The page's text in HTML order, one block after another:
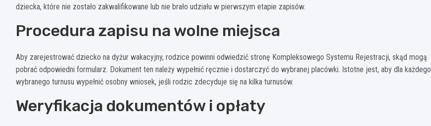
dziecka, które nie zostało zakwalifikowane lub nie brało udziału w pierwszym etapie zapisów.
Procedura zapisu na wolne miejsca
Aby zarejestrować dziecko na dyżur wakacyjny, rodzice powinni odwiedzić stronę Kompleksowego Systemu Rejestracji, skąd mogą
pobrać odpowiedni formularz. Dokument ten należy wypełnić ręcznie i dostarczyć do wybranej placówki. Istotne jest, aby dla każdego
wybranego turnusu wypełnić osobny wniosek, jeśli rodzic zdecyduje się na kilka turnusów.
Weryfikacja dokumentów i opłaty